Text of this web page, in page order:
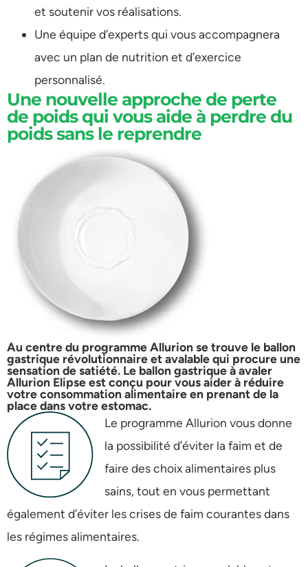
et soutenir vos réalisations.
Une équipe d’experts qui vous accompagnera
avec un plan de nutrition et d’exercice
personnalisé.
Une nouvelle approche de perte
de poids qui vous aide à perdre du
poids sans le reprendre
Au centre du programme Allurion se trouve le ballon
gastrique révolutionnaire et avalable qui procure une
sensation de satiété. Le ballon gastrique à avaler
Allurion Elipse est conçu pour vous aider à réduire
votre consommation alimentaire en prenant de la
place dans votre estomac.
Le programme Allurion vous donne
la possibilité d’éviter la faim et de
faire des choix alimentaires plus
sains, tout en vous permettant
également d’éviter les crises de faim courantes dans
les régimes alimentaires.